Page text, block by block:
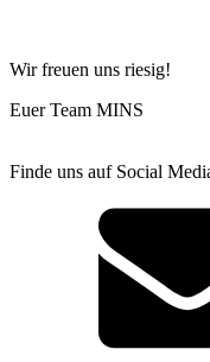
Wir freuen uns riesig!
Euer Team MINS
Finde uns auf Social